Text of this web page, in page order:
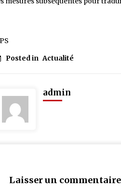
Posted in Actualité
admin
Laisser un commentaire